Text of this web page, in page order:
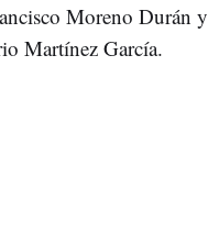
Moreno Durán y
Martínez García.